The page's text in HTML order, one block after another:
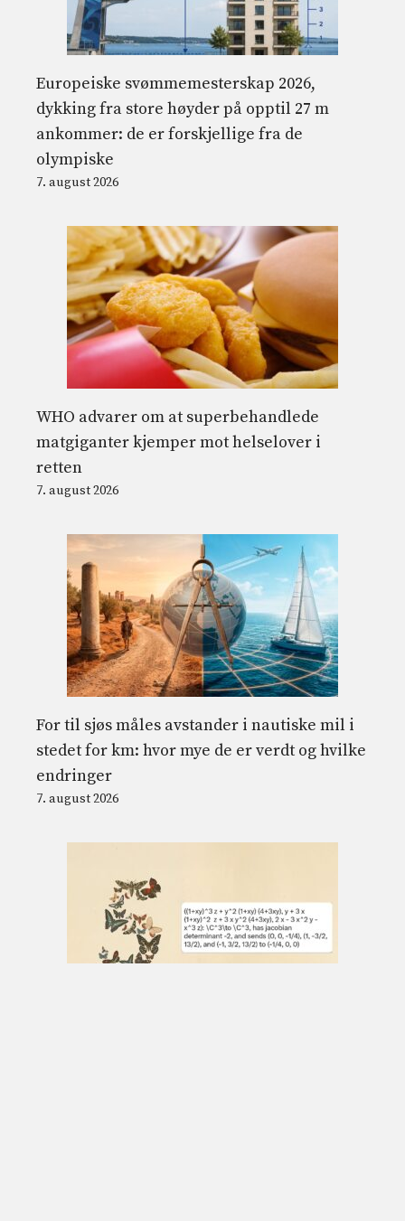
Europeiske svømmemesterskap 2026,
dykking fra store høyder på opptil 27 m
ankommer: de er forskjellige fra de
olympiske
7. august 2026
WHO advarer om at superbehandlede
matgiganter kjemper mot helselover i
retten
7. august 2026
For til sjøs måles avstander i nautiske mil i
stedet for km: hvor mye de er verdt og hvilke
endringer
7. august 2026